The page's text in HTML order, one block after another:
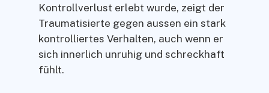
Kontrollverlust erlebt wurde, zeigt der
Traumatisierte gegen aussen ein stark
kontrolliertes Verhalten, auch wenn er
sich innerlich unruhig und schreckhaft
fühlt.